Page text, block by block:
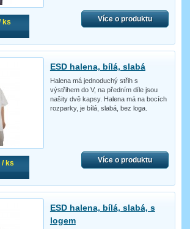
ks
Více o produktu
/ ks
ESD halena, bílá, slabá
Halena má jednoduchý střih s
výstřihem do V, na předním díle jsou
našity dvě kapsy. Halena má na bocích
rozparky, je bílá, slabá, bez loga.
Více o produktu
ESD halena, bílá, slabá, s
logem